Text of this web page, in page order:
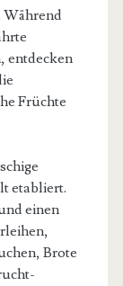
entdecken
Früchte
etabliert.
einen
Brote